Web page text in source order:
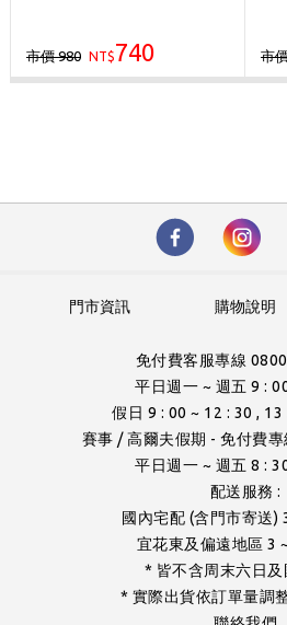
市價 980 NT$740 市
購物說明
門市資訊
免付費客服專線
平日週一 ~ 週五 9 :
假日 9 : 00 ~ 12 : 30 , 13
賽事 / 高爾夫假期 - 免付費
平日週一 ~ 週五 8 :
配送服務 :
國內宅配 (含門市寄送)
宜花東及偏遠地區 3
* 皆不含周末六日及
* 實際出貨依訂單量調